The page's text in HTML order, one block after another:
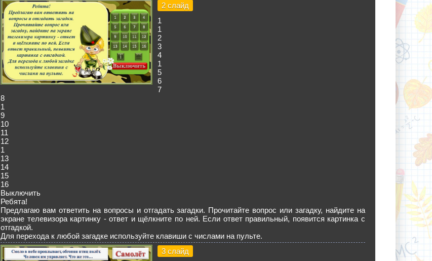
2 слайд
1
1
2
3
4
1
5
6
7
8
1
9
10
11
12
1
13
14
15
16
Выключить
Ребята!
Предлагаю вам ответить на вопросы и отгадать загадки. Прочитайте вопрос или загадку, найдите на
экране телевизора картинку - ответ и щёлкните по ней. Если ответ правильный, появится картинка с
отгадкой.
Для перехода к любой загадке используйте клавиши с числами на пульте.
3 слайд